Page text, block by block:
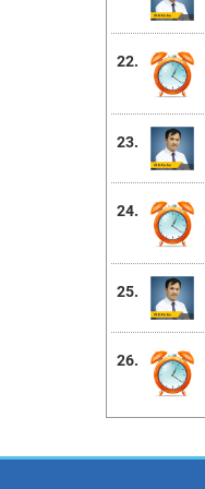
22.
23.
24.
25.
26.